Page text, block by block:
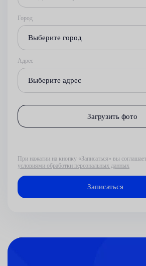
Город
Выберите город
Адрес
Выберите адрес
Загрузить фото
При нажатии на кнопку «Записаться» вы
условиями обработки персональных данных